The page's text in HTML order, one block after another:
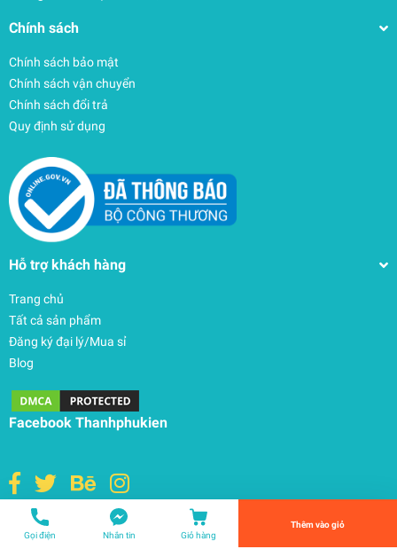
Chính sách
Chính sách bảo mật
Chính sách vận chuyển
Chính sách đổi trả
Quy định sử dụng
Hỗ trợ khách hàng
Trang chủ
Tất cả sản phẩm
Đăng ký đại lý/Mua sỉ
Blog
Facebook Thanhphukien
© Bản quyền thuộc vềTHANHPHUKIEN | Cung cấp bởiSapo
Ốp trong Macbook Neo A3404 chính hãng JRC
600.000₫
undefined
Tiến Hành Thanh Toán
Gọi điện Nhắn tin Giỏ hàng
Thêm vào giỏ